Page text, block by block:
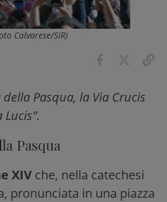
Calvarese/SIR)
Pasqua, la Via Crucis
Pasqua
XIV che, nella catechesi
pronunciata in una piazza